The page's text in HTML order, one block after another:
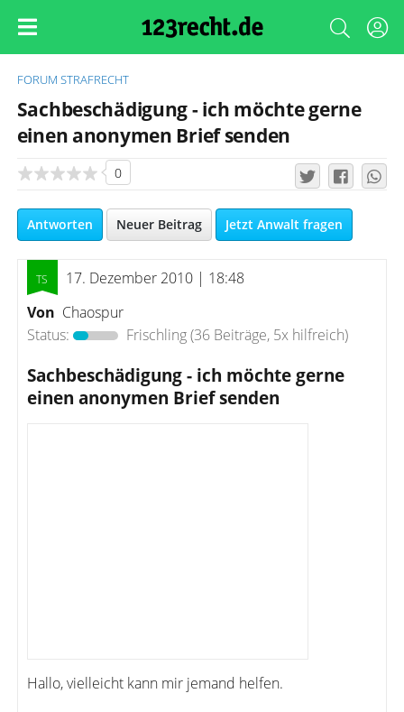
FORUM STRAFRECHT
Sachbeschädigung - ich möchte gerne
einen anonymen Brief senden
0
Antworten Neuer Beitrag Jetzt Anwalt fragen
17. Dezember 2010 | 18:48
Von Chaospur
Status:
Frischling(36 Beiträge, 5x hilfreich)
Sachbeschädigung - ich möchte gerne
einen anonymen Brief senden
Hallo, vielleicht kann mir jemand helfen.